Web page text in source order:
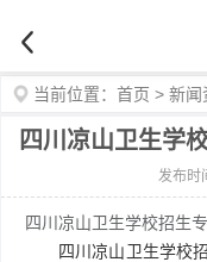
当前位置： 首页 > 新闻
四川凉山卫生学
发布时
四川凉山卫生学校招生
四川凉山卫生学校